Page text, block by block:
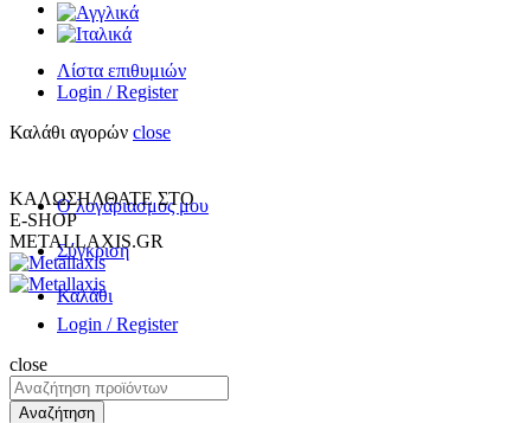
Λίστα επιθυμιών
Login / Register
Καλάθι αγορών close
Ο λογαριασμος μου
Σύγκριση
Καλάθι
ΚΑΛΩΣΗΛΘΑΤΕ ΣΤΟ
E-SHOP
METALLAXIS.GR
Login / Register
close
Αναζήτηση
για:
Αναζήτηση